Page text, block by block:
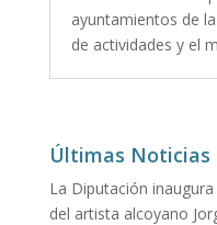
ayuntamientos de
de actividades y el
Últimas Noticias
La Diputación inaugura
del artista alcoyano